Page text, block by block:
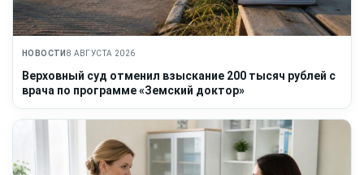
НОВОСТИ 8 АВГУСТА 2026
Верховный суд отменил взыскание 200 тысяч рублей с
врача по программе «Земский доктор»